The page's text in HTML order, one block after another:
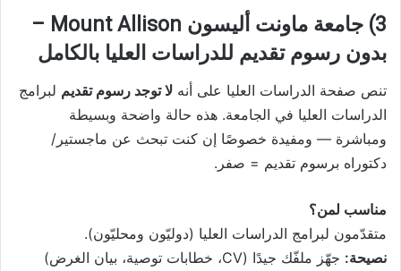
3) جامعة ماونت أليسون Mount Allison –
بدون رسوم تقديم للدراسات العليا بالكامل
تنص صفحة الدراسات العليا على أنه لا توجد رسوم تقديم لبرامج
الدراسات العليا في الجامعة. هذه حالة واضحة وبسيطة
ومباشرة — ومفيدة خصوصًا إن كنت تبحث عن ماجستير/
دكتوراه برسوم تقديم = صفر.
مناسب لمن؟
متقدّمون لبرامج الدراسات العليا (دوليّون ومحليّون).
نصيحة:
جهّز ملفّك جيدًا (CV، خطابات توصية، بيان الغرض)